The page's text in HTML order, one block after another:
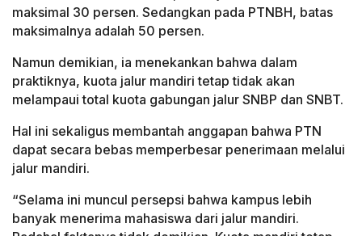
maksimal 30 persen. Sedangkan pada PTNBH, batas
maksimalnya adalah 50 persen.
Namun demikian, ia menekankan bahwa dalam
praktiknya, kuota jalur mandiri tetap tidak akan
melampaui total kuota gabungan jalur SNBP dan SNBT.
Hal ini sekaligus membantah anggapan bahwa PTN
dapat secara bebas memperbesar penerimaan melalui
jalur mandiri.
“Selama ini muncul persepsi bahwa kampus lebih
banyak menerima mahasiswa dari jalur mandiri.